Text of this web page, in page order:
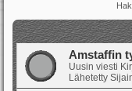
Amstaffin
Uusin viesti
Lähetetty